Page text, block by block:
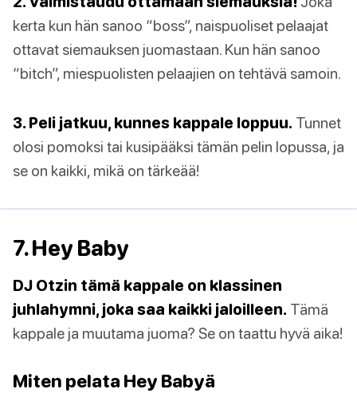
kerta kun hän sanoo “boss”, naispuoliset pelaajat
ottavat siemauksen juomastaan. Kun hän sanoo
“bitch”, miespuolisten pelaajien on tehtävä samoin.
3. Peli jatkuu, kunnes kappale loppuu. Tunnet
olosi pomoksi tai kusipääksi tämän pelin lopussa, ja
se on kaikki, mikä on tärkeää!
7. Hey Baby
DJ Otzin tämä kappale on klassinen
juhlahymni, joka saa kaikki jaloilleen. Tämä
kappale ja muutama juoma? Se on taattu hyvä aika!
Miten pelata Hey Babyä